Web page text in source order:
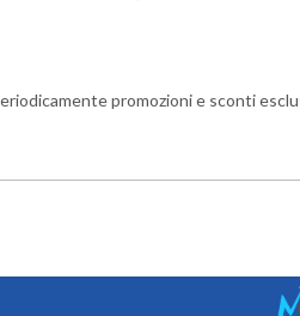
promozioni e sconti